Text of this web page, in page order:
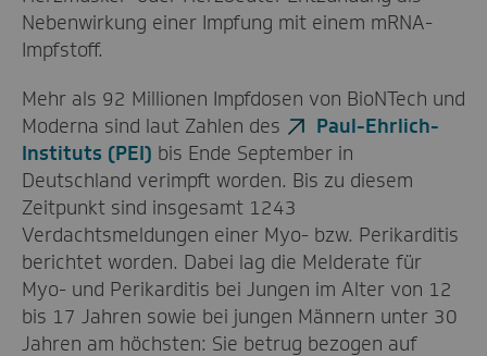
Nebenwirkung einer Impfung mit einem mRNA-
Impfstoff.
Mehr als 92 Millionen Impfdosen von BioNTech und
Moderna sind laut Zahlen des
Paul-Ehrlich-
Instituts (PEI) bis Ende September in
Deutschland verimpft worden. Bis zu diesem
Zeitpunkt sind insgesamt 1243
Verdachtsmeldungen einer Myo- bzw. Perikarditis
berichtet worden. Dabei lag die Melderate für
Myo- und Perikarditis bei Jungen im Alter von 12
bis 17 Jahren sowie bei jungen Männern unter 30
Jahren am höchsten: Sie betrug bezogen auf